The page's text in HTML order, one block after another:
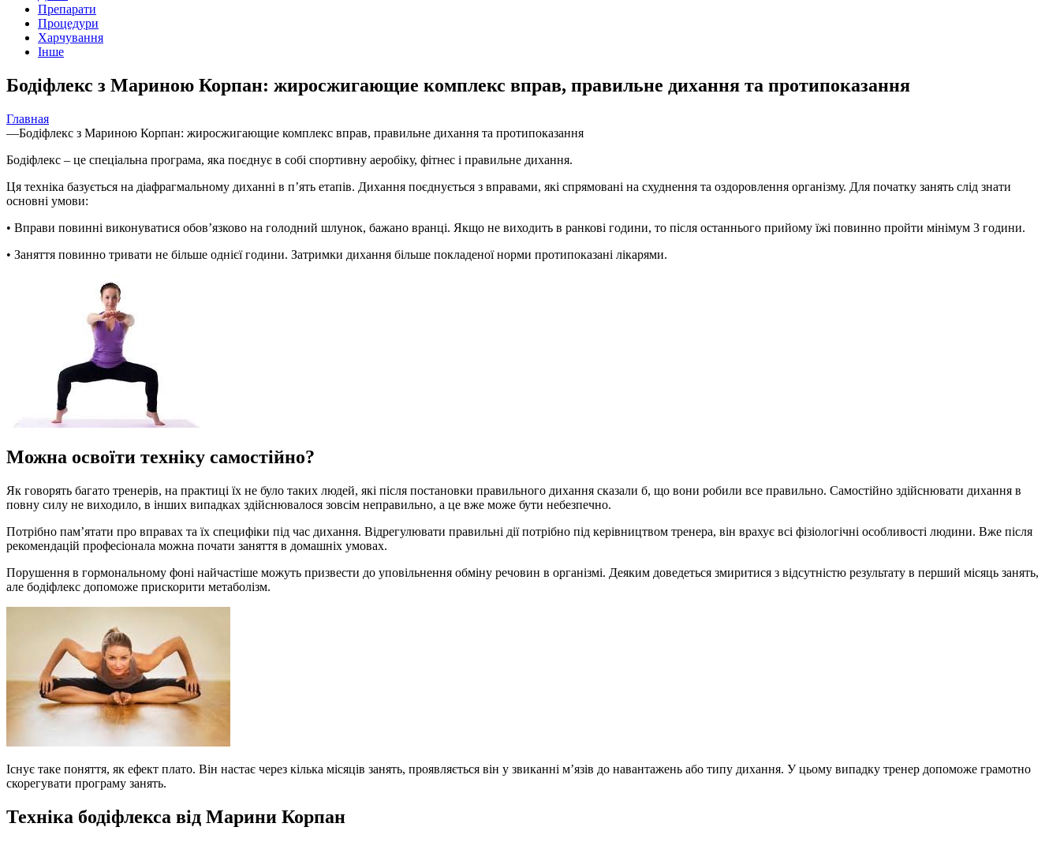
Препарати
Процедури
Харчування
Інше
Бодіфлекс з Мариною Корпан: жиросжигающие комплекс вправ, правильне дихання та протипоказання
Главная
—Бодіфлекс з Мариною Корпан: жиросжигающие комплекс вправ, правильне дихання та протипоказання
Бодіфлекс – це спеціальна програма, яка поєднує в собі спортивну аеробіку, фітнес і правильне дихання.
Ця техніка базується на діафрагмальному диханні в п’ять етапів. Дихання поєднується з вправами, які спрямовані на схуднення та оздоровлення організму. Для початку занять слід знати
основні умови:
• Вправи повинні виконуватися обов’язково на голодний шлунок, бажано вранці. Якщо не виходить в ранкові години, то після останнього прийому їжі повинно пройти мінімум 3 години.
• Заняття повинно тривати не більше однієї години. Затримки дихання більше покладеної норми протипоказані лікарями.
Можна освоїти техніку самостійно?
Як говорять багато тренерів, на практиці їх не було таких людей, які після постановки правильного дихання сказали б, що вони робили все правильно. Самостійно здійснювати дихання в
повну силу не виходило, в інших випадках здійснювалося зовсім неправильно, а це вже може бути небезпечно.
Потрібно пам’ятати про вправах та їх специфіки під час дихання. Відрегулювати правильні дії потрібно під керівництвом тренера, він врахує всі фізіологічні особливості людини. Вже після
рекомендацій професіонала можна почати заняття в домашніх умовах.
Порушення в гормональному фоні найчастіше можуть призвести до уповільнення обміну речовин в організмі. Деяким доведеться змиритися з відсутністю результату в перший місяць занять,
але бодіфлекс допоможе прискорити метаболізм.
Існує таке поняття, як ефект плато. Він настає через кілька місяців занять, проявляється він у звиканні м’язів до навантажень або типу дихання. У цьому випадку тренер допоможе грамотно
скорегувати програму занять.
Техніка бодіфлекса від Марини Корпан